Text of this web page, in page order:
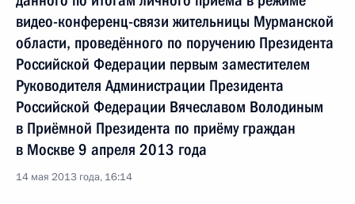
видео-конференц-связи жительницы Мурманской
области, проведённого по поручению Президента
Российской Федерации первым заместителем
Руководителя Администрации Президента
Российской Федерации Вячеславом Володиным
в Приёмной Президента по приёму граждан
в Москве 9 апреля 2013 года
14 мая 2013 года, 16:14